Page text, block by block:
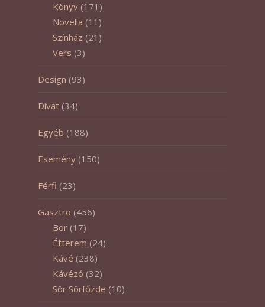
Könyv (171)
Novella (11)
Színház (21)
Vers (3)
Design (93)
Divat (34)
Egyéb (188)
Esemény (150)
Férfi (23)
Gasztro (456)
Bor (17)
Étterem (24)
Kávé (238)
Kávézó (32)
Sör Sörfőzde (10)